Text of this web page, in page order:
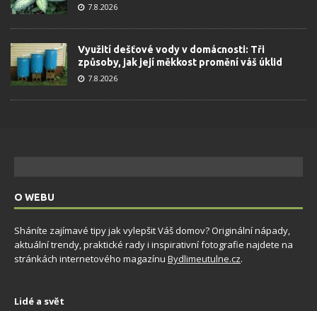
7.8.2026
Využití dešťové vody v domácnosti: Tři
způsoby, jak její měkkost promění váš úklid
7.8.2026
O WEBU
Sháníte zajímavé tipy jak vylepšit Váš domov? Originální nápady,
aktuální trendy, praktické rady i inspirativní fotografie najdete na
stránkách internetového magazínu Bydlimeutulne.cz.
Lidé a svět